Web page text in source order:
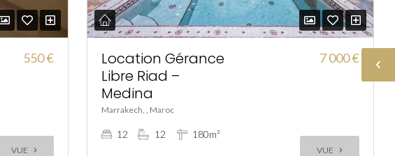
550 €
VUE
Location Gérance
Libre Riad –
Medina
Marrakech, , Maroc
7 000 €
12 12 180m²
VUE